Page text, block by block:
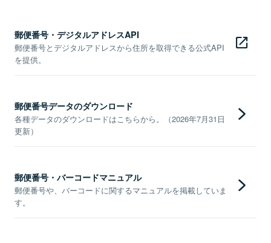
郵便番号・デジタルアドレスAPI
郵便番号とデジタルアドレスから住所を取得できる公式API
を提供。
郵便番号データのダウンロード
各種データのダウンロードはこちらから。（2026年7月31日
更新）
郵便番号・バーコードマニュアル
郵便番号や、バーコードに関するマニュアルを掲載していま
す。